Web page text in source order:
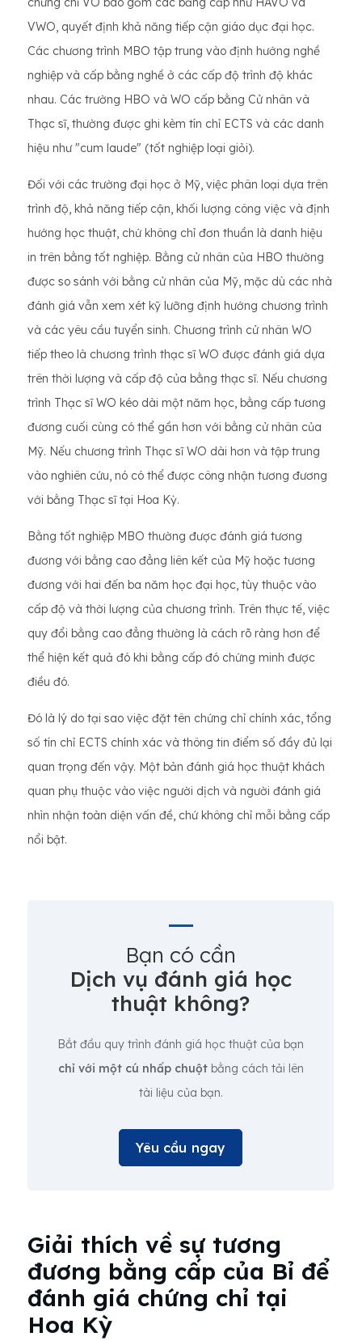
VWO, quyết định khả năng tiếp cận giáo dục đại học.
Các chương trình MBO tập trung vào định hướng nghề
nghiệp và cấp bằng nghề ở các cấp độ trình độ khác
nhau. Các trường HBO và WO cấp bằng Cử nhân và
Thạc sĩ, thường được ghi kèm tín chỉ ECTS và các danh
hiệu như "cum laude" (tốt nghiệp loại giỏi).
Đối với các trường đại học ở Mỹ, việc phân loại dựa trên
trình độ, khả năng tiếp cận, khối lượng công việc và định
hướng học thuật, chứ không chỉ đơn thuần là danh hiệu
in trên bằng tốt nghiệp. Bằng cử nhân của HBO thường
được so sánh với bằng cử nhân của Mỹ, mặc dù các nhà
đánh giá vẫn xem xét kỹ lưỡng định hướng chương trình
và các yêu cầu tuyển sinh. Chương trình cử nhân WO
tiếp theo là chương trình thạc sĩ WO được đánh giá dựa
trên thời lượng và cấp độ của bằng thạc sĩ. Nếu chương
trình Thạc sĩ WO kéo dài một năm học, bằng cấp tương
đương cuối cùng có thể gần hơn với bằng cử nhân của
Mỹ. Nếu chương trình Thạc sĩ WO dài hơn và tập trung
vào nghiên cứu, nó có thể được công nhận tương đương
với bằng Thạc sĩ tại Hoa Kỳ.
Bằng tốt nghiệp MBO thường được đánh giá tương
đương với bằng cao đẳng liên kết của Mỹ hoặc tương
đương với hai đến ba năm học đại học, tùy thuộc vào
cấp độ và thời lượng của chương trình. Trên thực tế, việc
quy đổi bằng cao đẳng thường là cách rõ ràng hơn để
thể hiện kết quả đó khi bằng cấp đó chứng minh được
điều đó.
Đó là lý do tại sao việc đặt tên chứng chỉ chính xác, tổng
số tín chỉ ECTS chính xác và thông tin điểm số đầy đủ lại
quan trọng đến vậy. Một bản đánh giá học thuật khách
quan phụ thuộc vào việc người dịch và người đánh giá
nhìn nhận toàn diện vấn đề, chứ không chỉ mỗi bằng cấp
nổi bật.
Bạn có cần
Dịch vụ đánh giá học
thuật không?
Bắt đầu quy trình đánh giá học thuật của bạn
chỉ với một cú nhấp chuộtbằng cách tải lên
tài liệu của bạn.
Yêu cầu ngay
Giải thích về sự tương
đương bằng cấp của Bỉ để
đánh giá chứng chỉ tại
Hoa Kỳ